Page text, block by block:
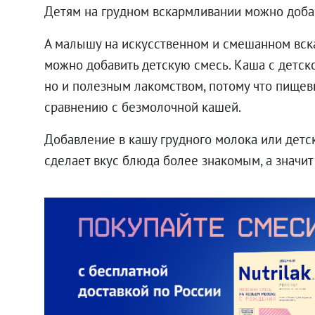
Детям на грудном вскармливании можно
А малышу на искусственном и смешанном
можно добавить детскую смесь. Каша с
но и полезным лакомством, потому что
сравнению с безмолочной кашей.
Добавление в кашу грудного молока или
сделает вкус блюда более знакомым, а